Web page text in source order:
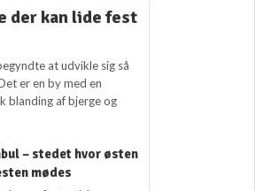
der kan lide fest
at udvikle sig så
er en by med en
blanding af bjerge og
– stedet hvor østen
mødes